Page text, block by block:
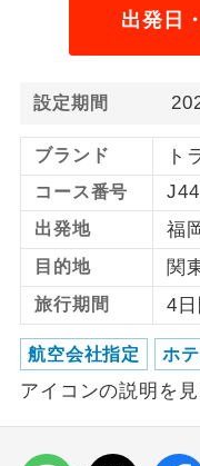
出発日
設定期間
ブランド ト
コース番号
出発地 福
目的地 関
旅行期間 4日
航空会社指定 ホ
アイコンの説明を見
年齢制限あり
ホテル指定
おひとり様バ
ス2席利用